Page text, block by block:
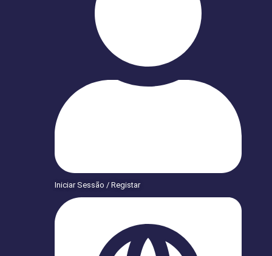
Iniciar Sessão / Registar